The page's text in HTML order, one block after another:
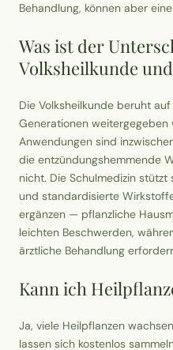
Behandlung, können aber
Was ist der
Volksheilkunde
Die Volksheilkunde beruht
Generationen
Anwendungen sind
die entzündungshemmende
nicht. Die Schulmedizin
und standardisierte
ergänzen — pflanzliche
leichten Beschwerden,
ärztliche Behandlung
Kann ich
Ja, viele Heilpflanzen
lassen sich kostenlos